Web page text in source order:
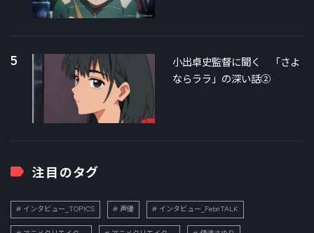
5
小出卓史監督に聞く 「さよ
ならララ」の深い話②
注目のタグ
インタビュー_TOPICS 声優 インタビュー_FebriTALK